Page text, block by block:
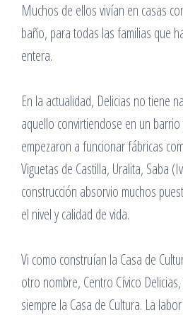
Muchos de ellos vivían en casas
baño, para todas las familias que
entera.
En la actualidad, Delicias no tiene
aquello convirtiendose en un
empezaron a funcionar fábricas
Viguetas de Castilla, Uralita, Saba
construcción absorvio muchos
el nivel y calidad de vida.
Vi como construían la Casa de
otro nombre, Centro Cívico
siempre la Casa de Cultura. La